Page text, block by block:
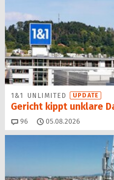
1&1 UNLIMITED UPDATE
Gericht kippt unklare
96 Kommentare
05.08.2026